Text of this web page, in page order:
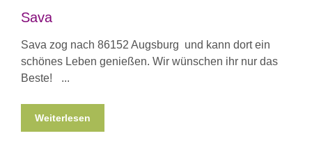
Sava
Sava zog nach 86152 Augsburg und kann dort ein
schönes Leben genießen. Wir wünschen ihr nur das
Beste!
Weiterlesen